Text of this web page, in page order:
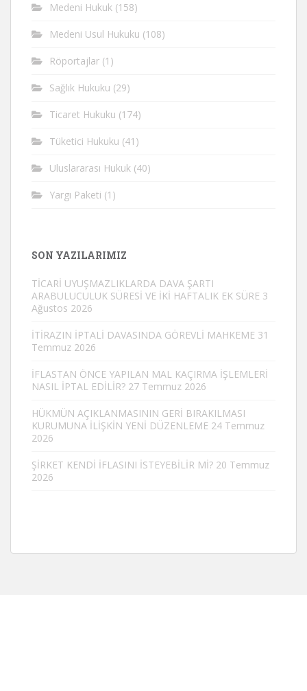
Medeni Hukuk (158)
Medeni Usul Hukuku (108)
Röportajlar (1)
Sağlık Hukuku (29)
Ticaret Hukuku (174)
Tüketici Hukuku (41)
Uluslararası Hukuk (40)
Yargı Paketi (1)
SON YAZILARIMIZ
TİCARİ UYUŞMAZLIKLARDA DAVA ŞARTI
ARABULUCULUK SÜRESİ VE İKİ HAFTALIK EK SÜRE 3
Ağustos 2026
İTİRAZIN İPTALİ DAVASINDA GÖREVLİ MAHKEME 31
Temmuz 2026
İFLASTAN ÖNCE YAPILAN MAL KAÇIRMA İŞLEMLERİ
NASIL İPTAL EDİLİR? 27 Temmuz 2026
HÜKMÜN AÇIKLANMASININ GERİ BIRAKILMASI
KURUMUNA İLİŞKİN YENİ DÜZENLEME 24 Temmuz
2026
ŞİRKET KENDİ İFLASINI İSTEYEBİLİR Mİ? 20 Temmuz
2026